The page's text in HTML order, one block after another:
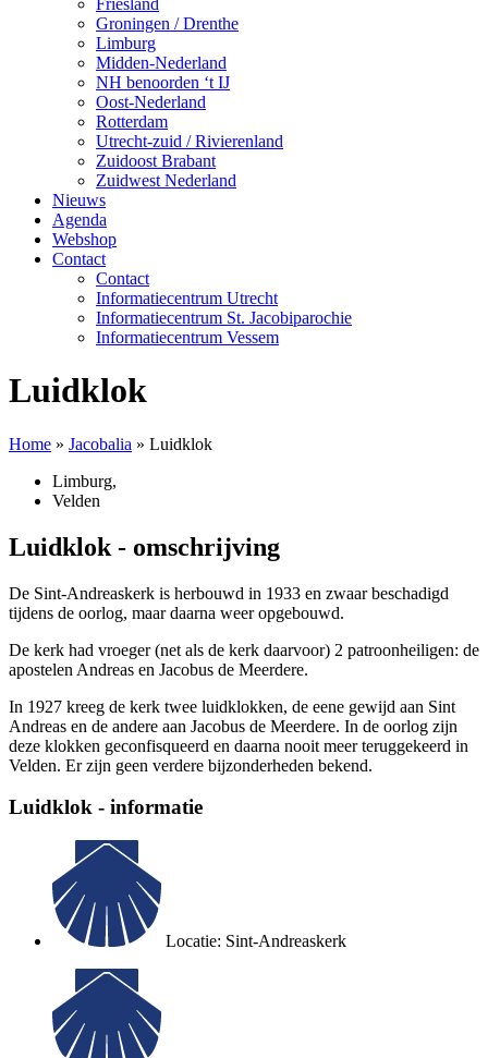
Friesland
Groningen / Drenthe
Limburg
Midden-Nederland
NH benoorden ‘t IJ
Oost-Nederland
Rotterdam
Utrecht-zuid / Rivierenland
Zuidoost Brabant
Zuidwest Nederland
Nieuws
Agenda
Webshop
Contact
Contact
Informatiecentrum Utrecht
Informatiecentrum St. Jacobiparochie
Informatiecentrum Vessem
Luidklok
Home » Jacobalia » Luidklok
Limburg,
Velden
Luidklok - omschrijving
De Sint-Andreaskerk is herbouwd in 1933 en zwaar beschadigd
tijdens de oorlog, maar daarna weer opgebouwd.
De kerk had vroeger (net als de kerk daarvoor) 2 patroonheiligen: de
apostelen Andreas en Jacobus de Meerdere.
In 1927 kreeg de kerk twee luidklokken, de eene gewijd aan Sint
Andreas en de andere aan Jacobus de Meerdere. In de oorlog zijn
deze klokken geconfisqueerd en daarna nooit meer teruggekeerd in
Velden. Er zijn geen verdere bijzonderheden bekend.
Luidklok - informatie
Locatie: Sint-Andreaskerk